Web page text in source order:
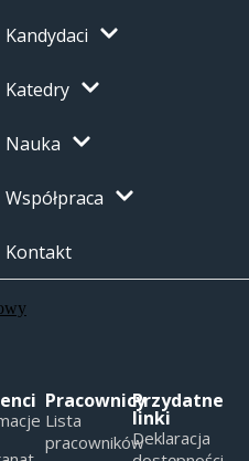
Kandydaci
Katedry
Nauka
Współpraca
Kontakt
Pracownicy
Lista
pracowników
Przydatne
linki
Deklaracja